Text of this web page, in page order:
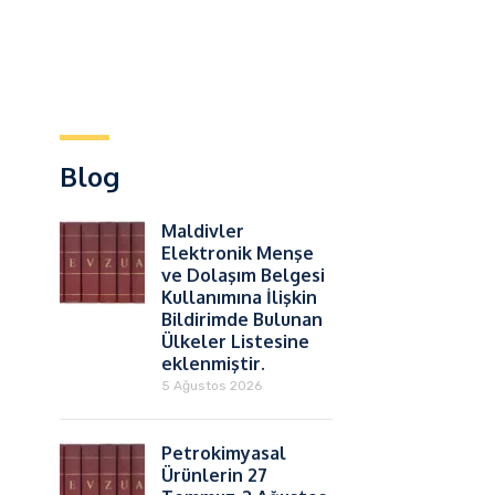
Blog
Maldivler
Elektronik Menşe
ve Dolaşım Belgesi
Kullanımına İlişkin
Bildirimde Bulunan
Ülkeler Listesine
eklenmiştir.
5 Ağustos 2026
Petrokimyasal
Ürünlerin 27